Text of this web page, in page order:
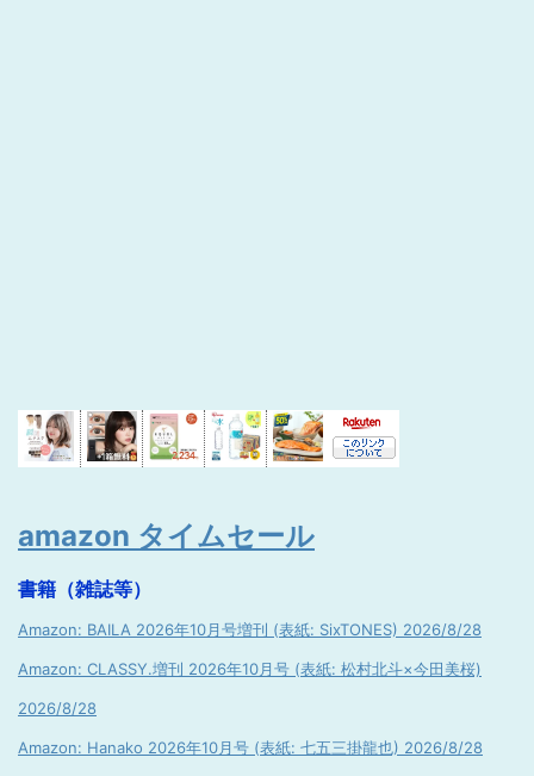
amazon タイムセール
書籍（雑誌等）
Amazon: BAILA 2026年10月号増刊 (表紙: SixTONES) 2026/8/28
Amazon: CLASSY.増刊 2026年10月号 (表紙: 松村北斗×今田美桜)
2026/8/28
Amazon: Hanako 2026年10月号 (表紙: 七五三掛龍也) 2026/8/28